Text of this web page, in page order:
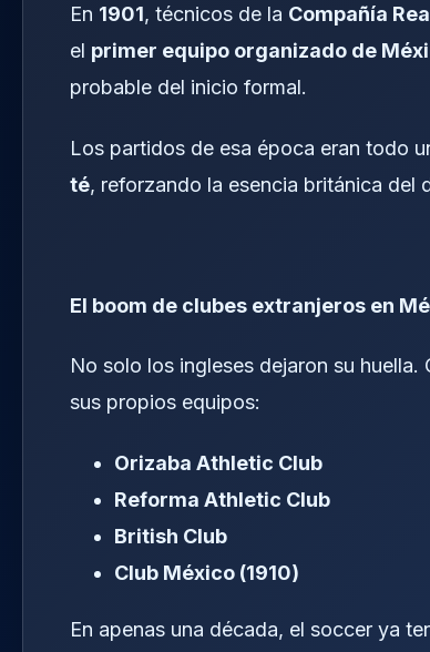
En 1901, técnicos de la Compañía
el primer equipo organizado de
probable del inicio formal.
Los partidos de esa época eran todo
té, reforzando la esencia británica del
El boom de clubes extranjeros en
No solo los ingleses dejaron su huella.
sus propios equipos:
Orizaba Athletic Club
Reforma Athletic Club
British Club
Club México (1910)
En apenas una década, el soccer ya